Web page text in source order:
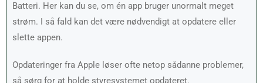
Batteri. Her kan du se, om én app bruger unormalt meget
strøm. I så fald kan det være nødvendigt at opdatere eller
slette appen.
Opdateringer fra Apple løser ofte netop sådanne problemer,
så sørg for at holde styresystemet opdateret.